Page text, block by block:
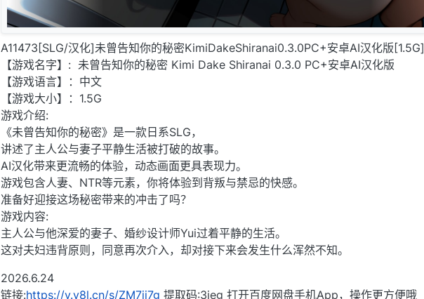
A11473[SLG/汉化]未曾告知你的秘密KimiDakeShiranai0.3.0PC+安卓AI汉化版[1.5G]
【游戏名字】: 未曾告知你的秘密 Kimi Dake Shiranai 0.3.0 PC+安卓AI汉化版
【游戏语言】：中文
【游戏大小】：1.5G
游戏介绍:
《未曾告知你的秘密》是一款日系SLG，
讲述了主人公与妻子平静生活被打破的故事。
AI汉化带来更流畅的体验，动态画面更具表现力。
游戏包含人妻、NTR等元素，你将体验到背叛与禁忌的快感。
准备好迎接这场秘密带来的冲击了吗？
游戏内容:
主人公与他深爱的妻子、婚纱设计师Yui过着平静的生活。
这对夫妇违背原则，同意再次介入，却对接下来会发生什么浑然不知。
2026.6.24
链接:https://v.v8l.cn/s/ZM7ij7g 提取码:3ieg 打开百度网盘手机App，操作更方便哦